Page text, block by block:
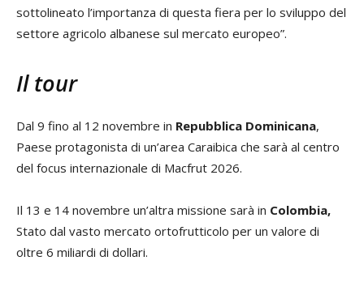
sottolineato l’importanza di questa fiera per lo sviluppo del
settore agricolo albanese sul mercato europeo”.
Il tour
Dal 9 fino al 12 novembre in Repubblica Dominicana,
Paese protagonista di un’area Caraibica che sarà al centro
del focus internazionale di Macfrut 2026.
Il 13 e 14 novembre un’altra missione sarà in Colombia,
Stato dal vasto mercato ortofrutticolo per un valore di
oltre 6 miliardi di dollari.